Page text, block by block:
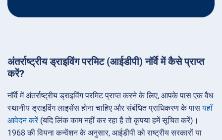
अंतर्राष्ट्रीय ड्राइविंग परमिट (आईडीपी) नॉर्वे में कैसे प्राप्त
करें?
नॉर्वे में अंतर्राष्ट्रीय ड्राइविंग परमिट प्राप्त करने के लिए, आपके पास एक वैध
स्थानीय ड्राइविंग लाइसेंस होना चाहिए और संबंधित प्राधिकरण के पासयहाँ
आवेदन करें(यदि लिंक काम नहीं कर रहा है तो कृपया हमें सूचित करें)।
1968 की वियना कन्वेंशन के अनुसार, आईडीपी को राष्ट्रीय सरकारों या